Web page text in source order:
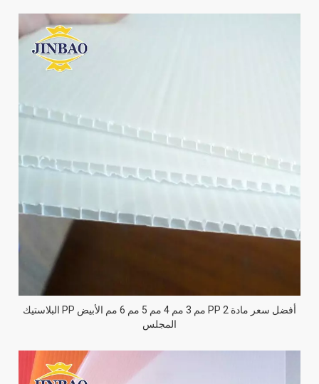
أفضل سعر مادة PP 2 مم 3 مم 4 مم 5 مم 6 مم الأبيض PP البلاستيك
المجلس